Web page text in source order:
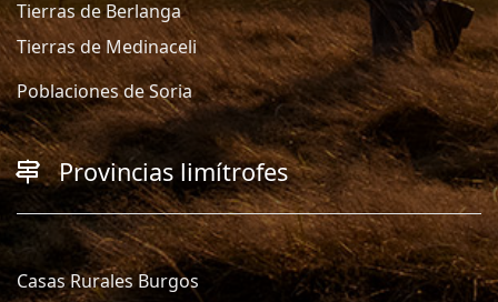
Tierras de Berlanga
Tierras de Medinaceli
Poblaciones de Soria
Provincias limítrofes
Casas Rurales Burgos